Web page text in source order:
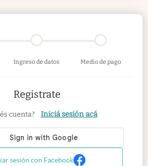
Ingreso de datos Medio de pago
Registrate
cuenta? Iniciá sesión acá
sesión con Facebook